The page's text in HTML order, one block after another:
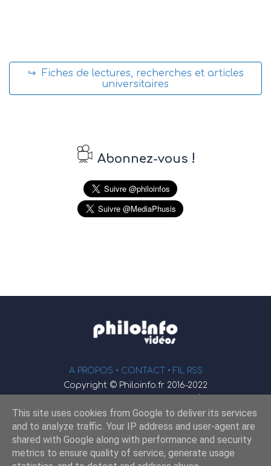
↪ Fiches de lectures, recherches et articles
universitaires
Abonnez-vous !
A PROPOS • CONTACT • FIL RSS
Copyright © Philoinfo.fr 2016-2022
φ
Webmaster : JEND
Retrouvez-nous sur
This site uses cookies from Google to deliver its services
and to analyze traffic. Your IP address and user-agent are
shared with Google along with performance and security
metrics to ensure quality of service, generate usage